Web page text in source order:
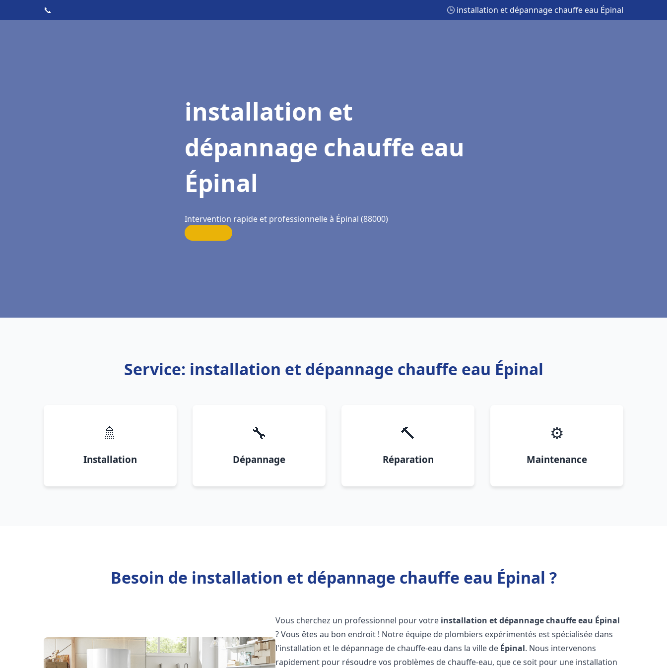
📞 🕒 installation et dépannage chauffe eau Épinal
installation et
dépannage chauffe eau
Épinal
Intervention rapide et professionnelle à Épinal (88000)
Service: installation et dépannage chauffe eau Épinal
🚿
Installation
🔧
Dépannage
🔨
Réparation
⚙️
Maintenance
Besoin de installation et dépannage chauffe eau Épinal ?
Vous cherchez un professionnel pour votre installation et dépannage chauffe eau Épinal
? Vous êtes au bon endroit ! Notre équipe de plombiers expérimentés est spécialisée dans
l'installation et le dépannage de chauffe-eau dans la ville de Épinal. Nous intervenons
rapidement pour résoudre vos problèmes de chauffe-eau, que ce soit pour une installation